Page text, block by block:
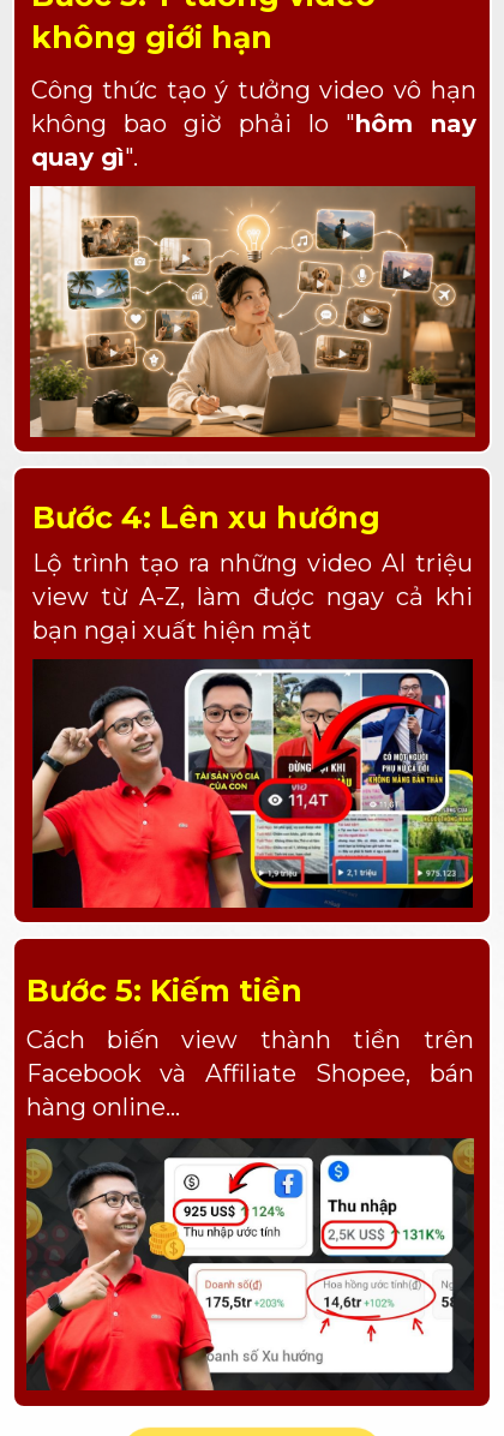
không giới hạn
Công thức tạo ý tưởng video vô hạn
không bao giờ phải lo " hôm nay
quay gì".
Bước 4: Lên xu hướng
Lộ trình tạo ra những video AI triệu
view từ A-Z, làm được ngay cả khi
bạn ngại xuất hiện mặt
Bước 5: Kiếm tiền
Cách biến view thành tiền trên
Facebook và Affiliate Shopee, bán
hàng online…